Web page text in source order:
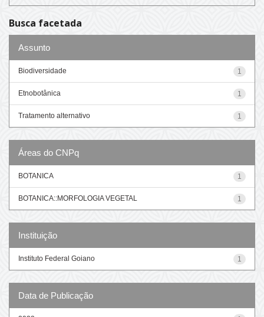
Busca facetada
Assunto
1
Biodiversidade
1
Etnobotânica
1
Tratamento alternativo
Áreas do CNPq
1
BOTANICA
1
BOTANICA::MORFOLOGIA VEGETAL
Instituição
1
Instituto Federal Goiano
Data de Publicação